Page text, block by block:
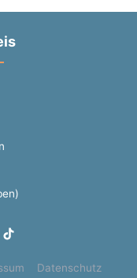
Datenschutz